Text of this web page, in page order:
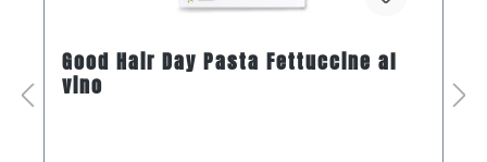
Good Hair Day Pasta Fettuccine al
vino